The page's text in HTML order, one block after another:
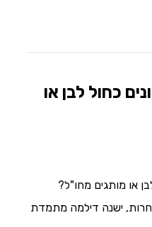
כחול לבן או
או מותגים מחו"ל?
ישנה דילמה מתמדת